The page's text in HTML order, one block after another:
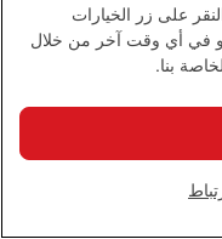
العبودية الحديثة
على زر الخيارات
أو في أي وقت آخر من خلال
بنا.